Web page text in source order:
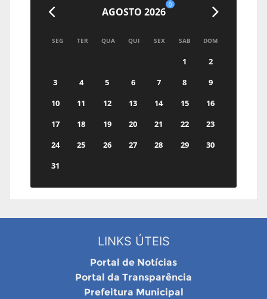
AGOSTO 2026
0
SEG TER QUA QUI SEX SAB DOM
1
2
3
4 5 6 7 8
9
10
11 12 13 14 15
16
17
18 19 20 21 22
23
24
25 26 27 28 29
30
31
LINKS ÚTEIS
Portal de Notícias
Portal da Transparência
Prefeitura Municipal